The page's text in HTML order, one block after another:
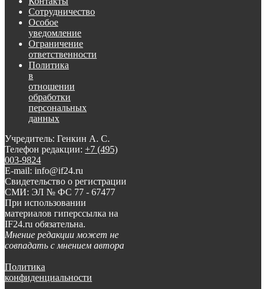
Сотрудничество
Особое
уведомление
Ограничение
ответственности
Политика
в
отношении
обработки
персональных
данных
Учредитель: Генкин А. С.
Телефон редакции: +7 (495)
003-9824
E-mail: info@if24.ru
Свидетельство о регистрации
СМИ: ЭЛ № ФС 77 - 67477
При использовании
материалов гиперссылка на
IF24.ru обязательна.
Мнение редакции может не
совпадать с мнением автора
Политика
конфиденциальности